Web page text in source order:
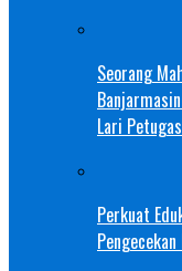
Seorang
Lari
Perkuat